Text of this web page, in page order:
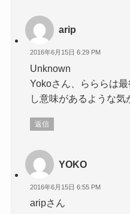
arip
2016年6月15日 6:29 PM
Unknown
Yokoさん、らららは
し意味があるような気
返信
YOKO
2016年6月15日 6:55 PM
aripさん